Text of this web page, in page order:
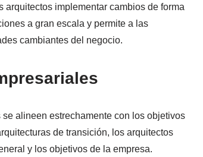
implementar cambios de forma
a gran escala y permite a las
cambiantes del negocio.
alineen estrechamente con los objetivos
de transición, los arquitectos
y los objetivos de la empresa.